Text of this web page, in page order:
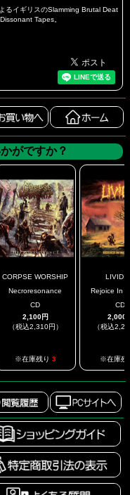
るイギリスのSlamming Brutal Deat
Tapes。
がですか？
CORPSE WORSHIP
Necroresonance
CD
2,100円
（税込2,310円）
※在庫残り 3
Rejoice In
CD
2,000
（税込
※在庫残